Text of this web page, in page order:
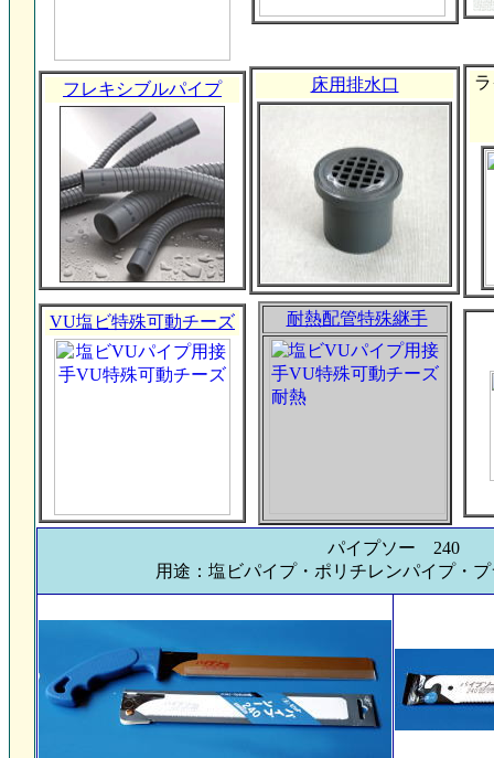
フレキシブルパイプ 床用排水口
VU塩ビ特殊可動チーズ 耐熱配管特殊継手
パイプソー 240
用途：塩ビパイプ・ポリチレンパイプ・